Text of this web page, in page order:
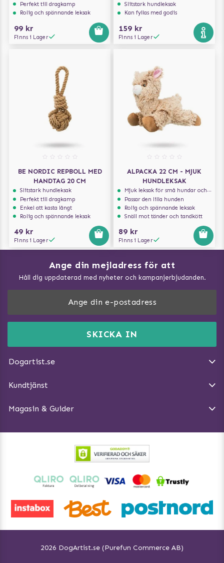
Perfekt till dragkamp
Rolig och spännande leksak
99 kr
Finns i Lager
Slitstark hundleksak
Kan fyllas med godis
159 kr
Finns i Lager
BE NORDIC REPBOLL MED
HANDTAG 20 CM
Slitstark hundleksak
Perfekt till dragkamp
Enkel att kasta långt
Rolig och spännande leksak
49 kr
Finns i Lager
ALPACKA 22 CM - MJUK
HUNDLEKSAK
Mjuk leksak för små hundar och valpar.
Passar den lilla hunden
Rolig och spännande leksak
Snäll mot tänder och tandkött
89 kr
Finns i Lager
Ange din mejladress för att
Håll dig uppdaterad med nyheter och kampanjerbjudanden.
SKICKA IN
Dogartist.se
DogArtist.se drivs av:
E-post:info@dogartist.se
Kundtjänst
Ångra Köp
Magasin & Guider
Vad kan hundar äta?
Träna Nose Work hemma
Så gör du promenaden roligare
Hundbäddar
2026 DogArtist.se (Purefun Commerce AB)